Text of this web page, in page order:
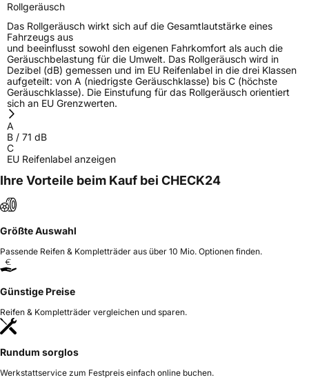
Rollgeräusch
Das Rollgeräusch wirkt sich auf die Gesamtlautstärke eines
Fahrzeugs aus
und beeinflusst sowohl den eigenen Fahrkomfort als auch die
Geräuschbelastung für die Umwelt. Das Rollgeräusch wird in
Dezibel (dB) gemessen und im EU Reifenlabel in die drei Klassen
aufgeteilt: von A (niedrigste Geräuschklasse) bis C (höchste
Geräuschklasse). Die Einstufung für das Rollgeräusch orientiert
sich an EU Grenzwerten.
A
B / 71 dB
C
EU Reifenlabel anzeigen
Ihre Vorteile beim Kauf bei CHECK24
Größte Auswahl
Passende Reifen & Kompletträder aus über 10 Mio. Optionen finden.
Günstige Preise
Reifen & Kompletträder vergleichen und sparen.
Rundum sorglos
Werkstattservice zum Festpreis einfach online buchen.